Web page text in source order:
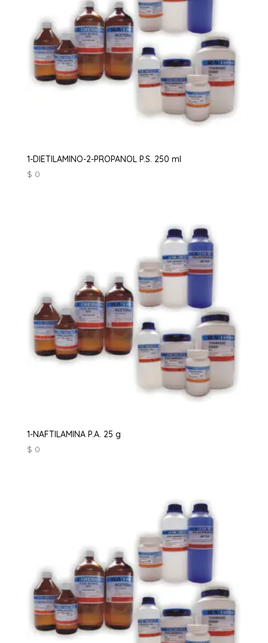
1-DIETILAMINO-2-PROPANOL P.S. 250 ml
$ 0
1-NAFTILAMINA P.A. 25 g
$ 0